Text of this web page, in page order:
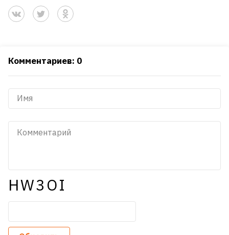
Комментариев: 0
HW3OI